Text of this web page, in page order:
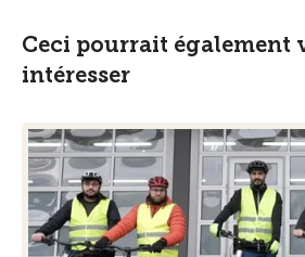
Ceci pourrait également
intéresser